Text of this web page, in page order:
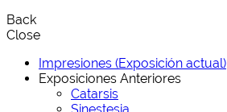
Back
Close
Impresiones (Exposición actual)
Exposiciones Anteriores
Catarsis